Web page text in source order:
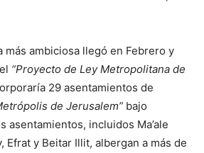
más ambiciosa llegó en Febrero y
“Proyecto de Ley Metropolitana de
29 asentamientos de
de Jerusalem” bajo
asentamientos, incluidos Ma’ale
Efrat y Beitar Illit, albergan a más de